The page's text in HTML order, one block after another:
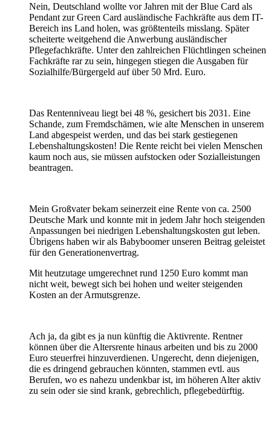
Nein, Deutschland wollte vor Jahren mit der Blue Card als
Pendant zur Green Card ausländische Fachkräfte aus dem IT-
Bereich ins Land holen, was größtenteils misslang. Später
scheiterte weitgehend die Anwerbung ausländischer
Pflegefachkräfte. Unter den zahlreichen Flüchtlingen scheinen
Fachkräfte rar zu sein, hingegen stiegen die Ausgaben für
Sozialhilfe/Bürgergeld auf über 50 Mrd. Euro.
Das Rentenniveau liegt bei 48 %, gesichert bis 2031. Eine
Schande, zum Fremdschämen, wie alte Menschen in unserem
Land abgespeist werden, und das bei stark gestiegenen
Lebenshaltungskosten! Die Rente reicht bei vielen Menschen
kaum noch aus, sie müssen aufstocken oder Sozialleistungen
beantragen.
Mein Großvater bekam seinerzeit eine Rente von ca. 2500
Deutsche Mark und konnte mit in jedem Jahr hoch steigenden
Anpassungen bei niedrigen Lebenshaltungskosten gut leben.
Übrigens haben wir als Babyboomer unseren Beitrag geleistet
für den Generationenvertrag.
Mit heutzutage umgerechnet rund 1250 Euro kommt man
nicht weit, bewegt sich bei hohen und weiter steigenden
Kosten an der Armutsgrenze.
Ach ja, da gibt es ja nun künftig die Aktivrente. Rentner
können über die Altersrente hinaus arbeiten und bis zu 2000
Euro steuerfrei hinzuverdienen. Ungerecht, denn diejenigen,
die es dringend gebrauchen könnten, stammen evtl. aus
Berufen, wo es nahezu undenkbar ist, im höheren Alter aktiv
zu sein oder sie sind krank, gebrechlich, pflegebedürftig.